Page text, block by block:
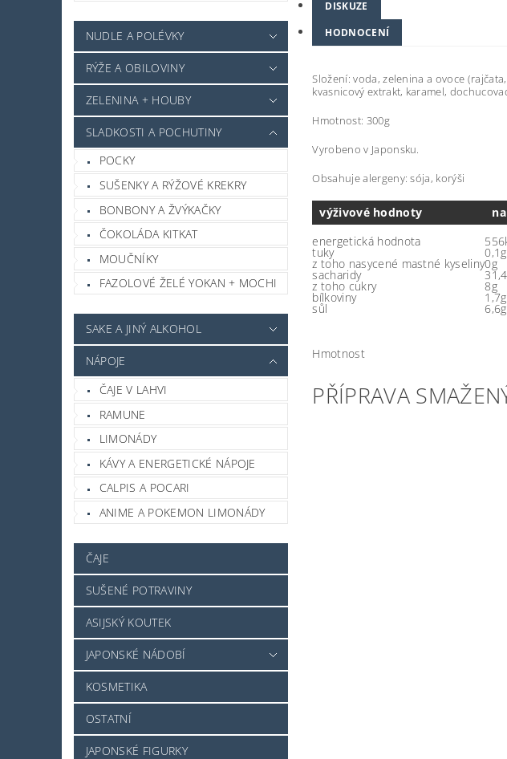
NUDLE A POLÉVKY
RÝŽE A OBILOVINY
ZELENINA + HOUBY
SLADKOSTI A POCHUTINY
POCKY
SUŠENKY A RÝŽOVÉ KREKRY
BONBONY A ŽVÝKAČKY
ČOKOLÁDA KITKAT
MOUČNÍKY
FAZOLOVÉ ŽELÉ YOKAN + MOCHI
SAKE A JINÝ ALKOHOL
NÁPOJE
ČAJE V LAHVI
RAMUNE
LIMONÁDY
KÁVY A ENERGETICKÉ NÁPOJE
CALPIS A POCARI
ANIME A POKEMON LIMONÁDY
ČAJE
SUŠENÉ POTRAVINY
ASIJSKÝ KOUTEK
JAPONSKÉ NÁDOBÍ
KOSMETIKA
OSTATNÍ
JAPONSKÉ FIGURKY
DISKUZE
HODNOCENÍ
Složení: voda, zelenina a ovoce
kvasnicový extrakt, karamel,
Hmotnost: 300g
Vyrobeno v Japonsku.
Obsahuje alergeny: sója, korýši
výživové hodnoty
energetická hodnota
tuky 0,1g
z toho nasycené mastné kyseliny0g
sacharidy
z toho cukry 8g
bílkoviny 1,7g
sůl 6,6g
Hmotnost
PŘÍPRAVA